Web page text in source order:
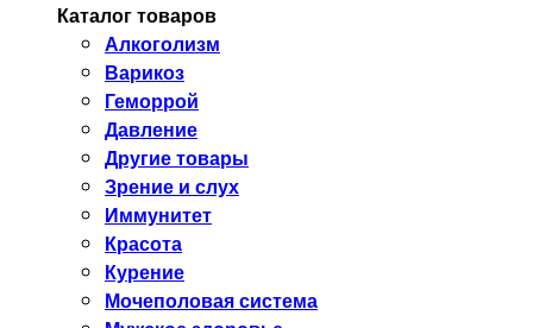
Каталог товаров
Алкоголизм
Варикоз
Геморрой
Давление
Другие товары
Зрение и слух
Иммунитет
Красота
Курение
Мочеполовая система